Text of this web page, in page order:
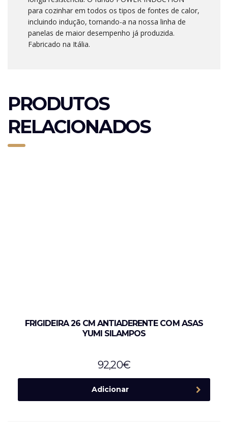
para cozinhar em todos os tipos de fontes de calor,
incluindo indução, tornando-a na nossa linha de
panelas de maior desempenho já produzida.
Fabricado na Itália.
PRODUTOS
RELACIONADOS
FRIGIDEIRA 26 CM ANTIADERENTE COM ASAS
YUMI SILAMPOS
92,20€
Adicionar